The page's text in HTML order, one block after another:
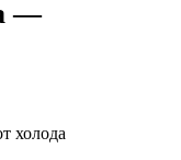
—
холода